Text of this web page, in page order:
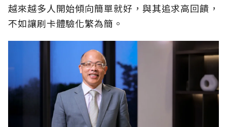
越來越多人開始傾向簡單就好，與其追求高回饋，
不如讓刷卡體驗化繁為簡。